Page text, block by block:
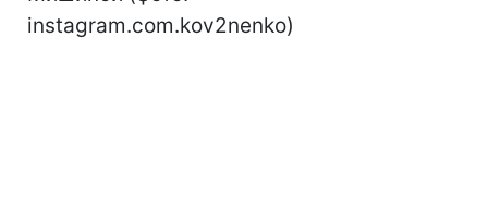
instagram.com.kov2nenko)